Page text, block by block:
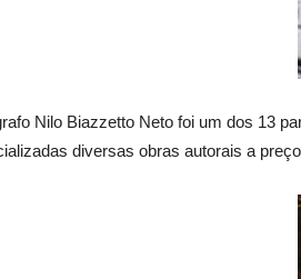
Nilo Biazzetto Neto foi um dos 13
diversas obras autorais a